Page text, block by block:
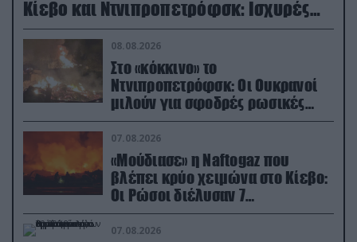
Κίεβο και Ντνιπροπετρόφσκ: Ισχυρές
εκρήξεις
08.08.2026
Στο «κόκκινο» το
Ντνιπροπετρόφσκ: Οι Ουκρανοί
μιλούν για σφοδρές ρωσικές
επιθέσεις σε όλη την επικράτεια
07.08.2026
«Μούδιασε» η Naftogaz που
βλέπει κρύο χειμώνα στο Κίεβο:
Οι Ρώσοι διέλυσαν 7
εγκαταστάσεις του ουκρανικού
κολοσσού!
07.08.2026